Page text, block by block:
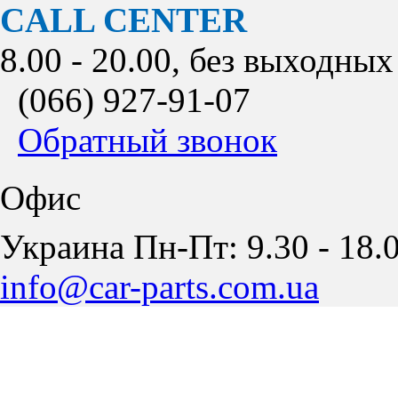
CALL CENTER
8.00 - 20.00, без выходных
(066) 927-91-07
Обратный звонок
Офис
Украина Пн-Пт: 9.30 -
info@car-parts.com.ua